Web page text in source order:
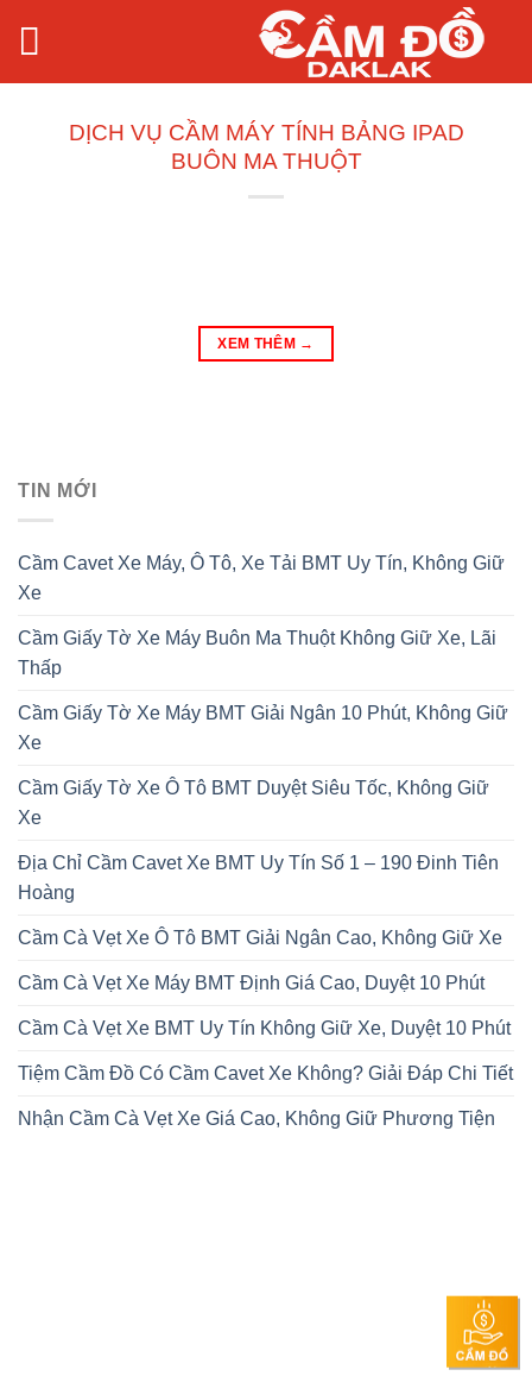
DỊCH VỤ CẦM MÁY TÍNH BẢNG IPAD
BUÔN MA THUỘT
XEM THÊM →
TIN MỚI
Cầm Cavet Xe Máy, Ô Tô, Xe Tải BMT Uy Tín, Không Giữ
Xe
Cầm Giấy Tờ Xe Máy Buôn Ma Thuột Không Giữ Xe, Lãi
Thấp
Cầm Giấy Tờ Xe Máy BMT Giải Ngân 10 Phút, Không Giữ
Xe
Cầm Giấy Tờ Xe Ô Tô BMT Duyệt Siêu Tốc, Không Giữ
Xe
Địa Chỉ Cầm Cavet Xe BMT Uy Tín Số 1 – 190 Đinh Tiên
Hoàng
Cầm Cà Vẹt Xe Ô Tô BMT Giải Ngân Cao, Không Giữ Xe
Cầm Cà Vẹt Xe Máy BMT Định Giá Cao, Duyệt 10 Phút
Cầm Cà Vẹt Xe BMT Uy Tín Không Giữ Xe, Duyệt 10 Phút
Tiệm Cầm Đồ Có Cầm Cavet Xe Không? Giải Đáp Chi Tiết
Nhận Cầm Cà Vẹt Xe Giá Cao, Không Giữ Phương Tiện